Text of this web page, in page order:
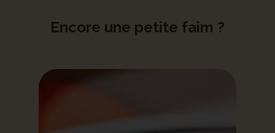
Encore une petite faim ?